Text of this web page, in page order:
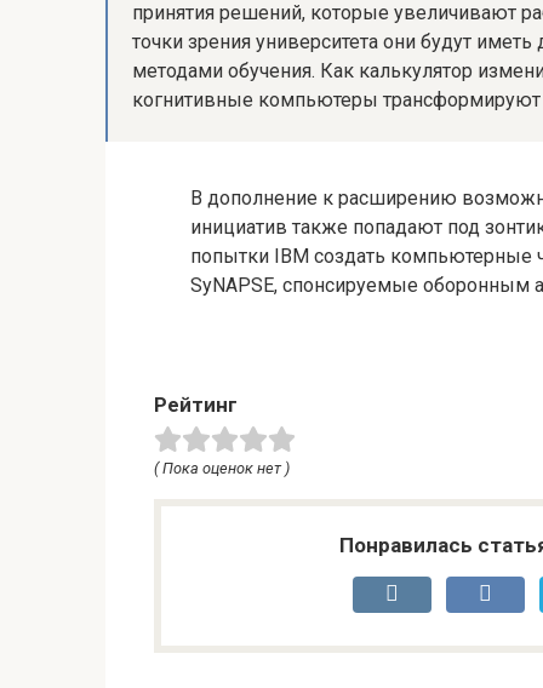
принятия решений, которые увеличивают
точки зрения университета они будут
методами обучения. Как калькулятор
когнитивные компьютеры
В дополнение к расширению
инициатив также попадают под
попытки IBM создать компьютерные
SyNAPSE, спонсируемые оборонным
Рейтинг
( Пока оценок нет )
Понравилась